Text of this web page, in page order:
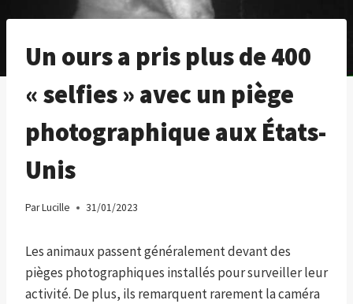
Un ours a pris plus de 400
« selfies » avec un piège
photographique aux États-
Unis
ParLucille 31/01/2023
Les animaux passent généralement devant des
pièges photographiques installés pour surveiller leur
activité. De plus, ils remarquent rarement la caméra